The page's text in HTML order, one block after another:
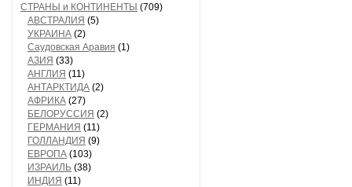
СТРАНЫ и КОНТИНЕНТЫ (709)
АВСТРАЛИЯ (5)
УКРАИНА (2)
Саудовская Аравия (1)
АЗИЯ (33)
АНГЛИЯ (11)
АНТАРКТИДА (2)
АФРИКА (27)
БЕЛОРУССИЯ (2)
ГЕРМАНИЯ (11)
ГОЛЛАНДИЯ (9)
ЕВРОПА (103)
ИЗРАИЛЬ (38)
ИНДИЯ (11)